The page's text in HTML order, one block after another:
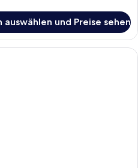
auswählen und Preise sehen
Ein modernes Wohnzimmer mit